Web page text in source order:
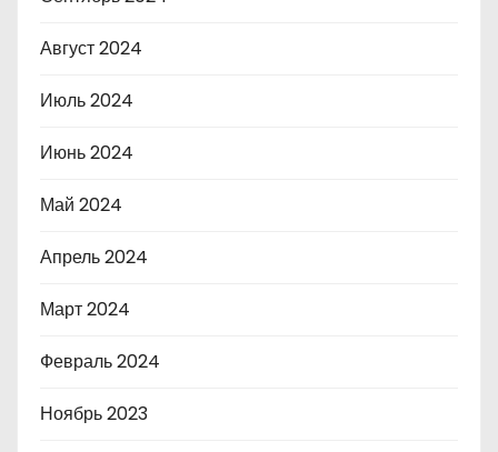
Август 2024
Июль 2024
Июнь 2024
Май 2024
Апрель 2024
Март 2024
Февраль 2024
Ноябрь 2023